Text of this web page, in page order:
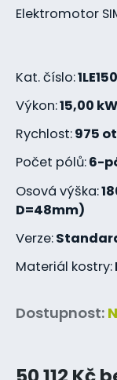
Elektromotor
Kat. číslo:
Výkon:15,00 kW
Rychlost:975
Počet pólů:6-
Osová výška:
D=48mm)
Verze:
Materiál kostry:
Dostupnost: